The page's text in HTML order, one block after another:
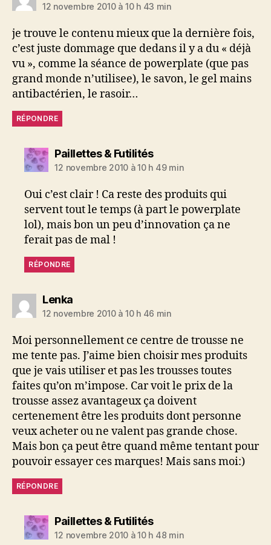
12 novembre 2010 à 10 h 43 min
je trouve le contenu mieux que la dernière fois,
c’est juste dommage que dedans il y a du « déjà
vu », comme la séance de powerplate (que pas
grand monde n’utilisee), le savon, le gel mains
antibactérien, le rasoir…
RÉPONDRE
Paillettes & Futilitésdit :
12 novembre 2010 à 10 h 49 min
Oui c’est clair ! Ca reste des produits qui
servent tout le temps (à part le powerplate
lol), mais bon un peu d’innovation ça ne
ferait pas de mal !
RÉPONDRE
Lenkadit :
12 novembre 2010 à 10 h 46 min
Moi personnellement ce centre de trousse ne
me tente pas. J’aime bien choisir mes produits
que je vais utiliser et pas les trousses toutes
faites qu’on m’impose. Car voit le prix de la
trousse assez avantageux ça doivent
certenement être les produits dont personne
veux acheter ou ne valent pas grande chose.
Mais bon ça peut être quand même tentant pour
pouvoir essayer ces marques! Mais sans moi:)
RÉPONDRE
Paillettes & Futilitésdit :
12 novembre 2010 à 10 h 48 min